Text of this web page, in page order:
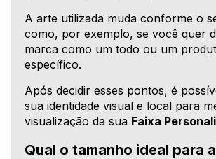
A arte utilizada muda conforme o
como, por exemplo, se você quer
marca como um todo ou um
específico.
Após decidir esses pontos, é
sua identidade visual e local para
visualização da sua Faixa
Qual o tamanho ideal para